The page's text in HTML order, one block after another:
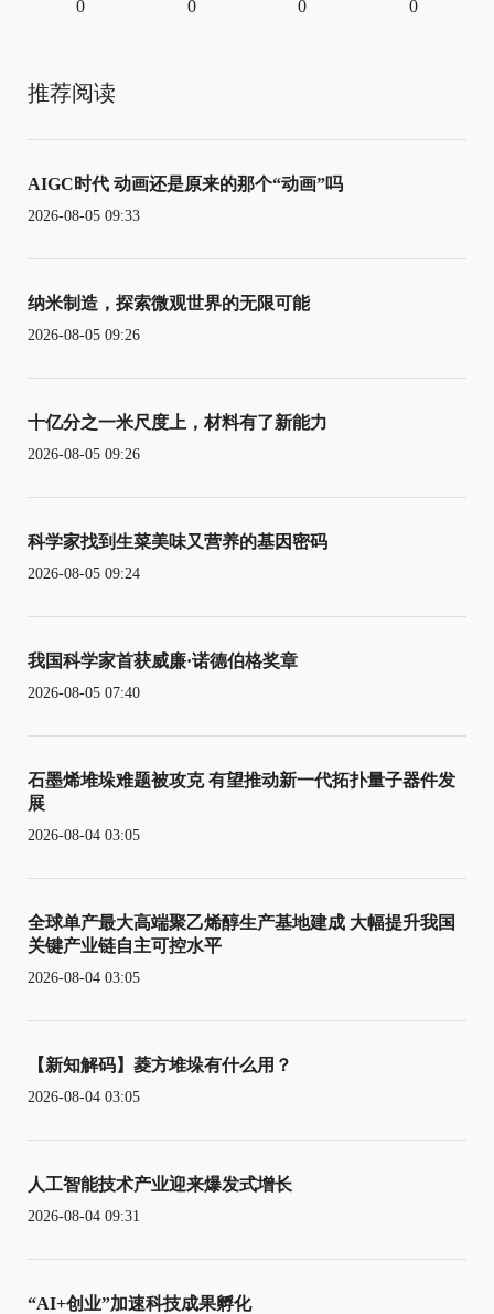
0 0 0 0
推荐阅读
AIGC时代 动画还是原来的那个“动画”吗
2026-08-05 09:33
纳米制造，探索微观世界的无限可能
2026-08-05 09:26
十亿分之一米尺度上，材料有了新能力
2026-08-05 09:26
科学家找到生菜美味又营养的基因密码
2026-08-05 09:24
我国科学家首获威廉·诺德伯格奖章
2026-08-05 07:40
石墨烯堆垛难题被攻克 有望推动新一代拓扑量子器件发
展
2026-08-04 03:05
全球单产最大高端聚乙烯醇生产基地建成 大幅提升我国
关键产业链自主可控水平
2026-08-04 03:05
【新知解码】菱方堆垛有什么用？
2026-08-04 03:05
人工智能技术产业迎来爆发式增长
2026-08-04 09:31
“AI+创业”加速科技成果孵化